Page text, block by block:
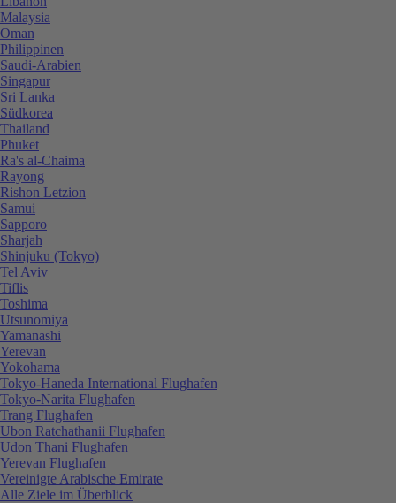
Malaysia
Oman
Philippinen
Saudi-Arabien
Singapur
Sri Lanka
Südkorea
Thailand
Phuket
Ra's al-Chaima
Rayong
Rishon Letzion
Samui
Sapporo
Sharjah
Shinjuku (Tokyo)
Tel Aviv
Tiflis
Toshima
Utsunomiya
Yamanashi
Yerevan
Yokohama
Tokyo-Haneda International Flughafen
Tokyo-Narita Flughafen
Trang Flughafen
Ubon Ratchathanii Flughafen
Udon Thani Flughafen
Yerevan Flughafen
Vereinigte Arabische Emirate
Alle Ziele im Überblick